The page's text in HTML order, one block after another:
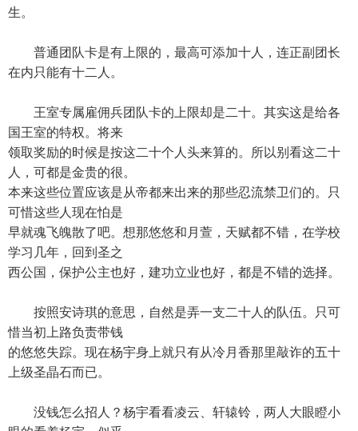
生。
普通团队卡是有上限的，最高可添加十人，连正副团长
在内只能有十二人。
王室专属雇佣兵团队卡的上限却是二十。其实这是给各
国王室的特权。将来
领取奖励的时候是按这二十个人头来算的。所以别看这二十
人，可都是金贵的很。
本来这些位置应该是从帝都来出来的那些忍流禁卫们的。只
可惜这些人现在怕是
早就魂飞魄散了吧。想那悠悠和月萱，天赋都不错，在学校
学习几年，回到圣之
西公国，保护公主也好，建功立业也好，都是不错的选择。
按照安诗琪的意思，自然是弄一支二十人的队伍。只可
惜当初上路负责带钱
的悠悠失踪。现在杨宇身上就只有从冷月香那里敲诈的五十
上级圣晶石而已。
没钱怎么招人？杨宇看看凌云、轩辕铃，两人大眼瞪小